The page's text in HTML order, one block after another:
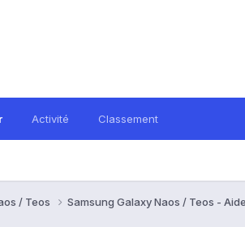
Activité Classement
/ Teos
Samsung Galaxy Naos / Teos -